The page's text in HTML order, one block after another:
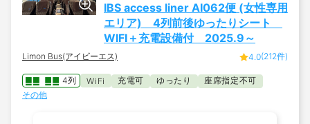
IBS access liner AI062便 (女性専用
エリア) 4列前後ゆったりシート
WIFI＋充電設備付 2025.9～
Limon Bus(アイビーエス) 4.0(212件)
4列 WiFi 充電可 ゆったり
座席指定不可
その他